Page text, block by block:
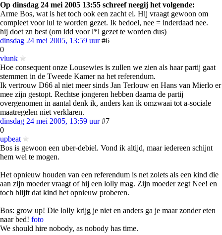
Op dinsdag 24 mei 2005 13:55 schreef neegij het volgende:
Arme Bos, wat is het toch ook een zacht ei. Hij vraagt gewoon om
compleet voor lul te worden gezet. Ik bedoel, nee = inderdaad nee.
hij doet zn best (om idd voor l*l gezet te worden dus)
dinsdag 24 mei 2005, 13:59 uur #6
0
vlunk
Hoe consequent onze Lousewies is zullen we zien als haar partij gaat
stemmen in de Tweede Kamer na het referendum.
Ik vertrouw D66 al niet meer sinds Jan Terlouw en Hans van Mierlo er
mee zijn gestopt. Rechtse jongeren hebben daarna de partij
overgenomen in aantal denk ik, anders kan ik omzwaai tot a-sociale
maatregelen niet verklaren.
dinsdag 24 mei 2005, 13:59 uur #7
0
upbeat
Bos is gewoon een uber-debiel. Vond ik altijd, maar iedereen schijnt
hem wel te mogen.
Het opnieuw houden van een referendum is net zoiets als een kind die
aan zijn moeder vraagt of hij een lolly mag. Zijn moeder zegt Nee! en
toch blijft dat kind het opnieuw proberen.
Bos: grow up! Die lolly krijg je niet en anders ga je maar zonder eten
naar bed! foto
We should hire nobody, as nobody has time.